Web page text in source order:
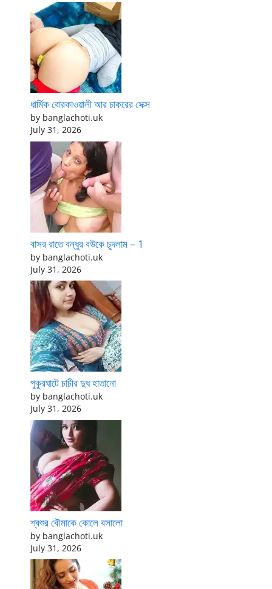
ধার্মিক বোরকাওয়ালী আর চাকরের সেক্স
by banglachoti.uk
July 31, 2026
বাসর রাতে বন্ধুর বউকে চুদলাম – 1
by banglachoti.uk
July 31, 2026
পুকুরঘাটে চাচীর দুধ হাতানো
by banglachoti.uk
July 31, 2026
শ্বশুর বৌমাকে কোলে বসালো
by banglachoti.uk
July 31, 2026